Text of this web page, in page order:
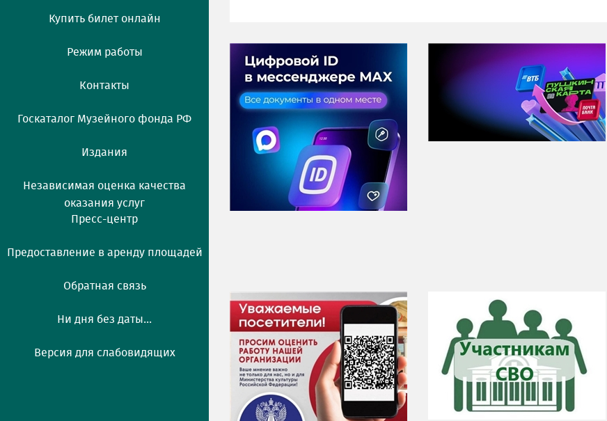
Купить билет онлайн
Режим работы
Контакты
Госкаталог Музейного фонда РФ
Издания
Независимая оценка качества
оказания услуг
Пресс-центр
Предоставление в аренду площадей
Обратная связь
Ни дня без даты...
Версия для слабовидящих